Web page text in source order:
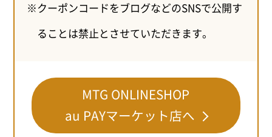
クーポンコードをブログなどのSNSで公開す
ることは禁止とさせていただきます。
MTG ONLINESHOP
au PAYマーケット店へ